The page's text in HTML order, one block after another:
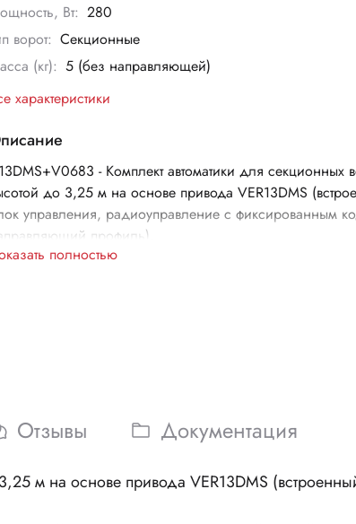
Вт: 280
ворот: Секционные
(кг): 5 (без направляющей)
характеристики
- Комплект автоматики для секционных
до 3,25 м на основе привода VER13DMS
управления, радиоуправление с фиксированным
профиль).
полностью
Отзывы Документация
м на основе привода VER13DMS